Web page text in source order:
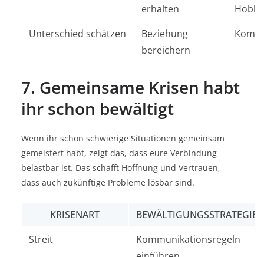
erhalten
Unterschied schätzen
Beziehung
bereichern
7. Gemeinsame Krisen habt
ihr schon bewältigt
Wenn ihr schon schwierige Situationen gemeinsam
gemeistert habt, zeigt das, dass eure Verbindung
belastbar ist. Das schafft Hoffnung und Vertrauen,
dass auch zukünftige Probleme lösbar sind.
KRISENART
BEWÄLTIGUNGSSTRATEGIE
Streit
Kommunikationsregeln